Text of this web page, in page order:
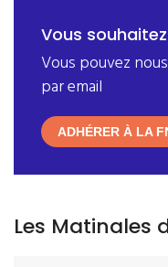
Vous
Vous pouvez
paremail
ADHÉRER À LA
Les Matinales